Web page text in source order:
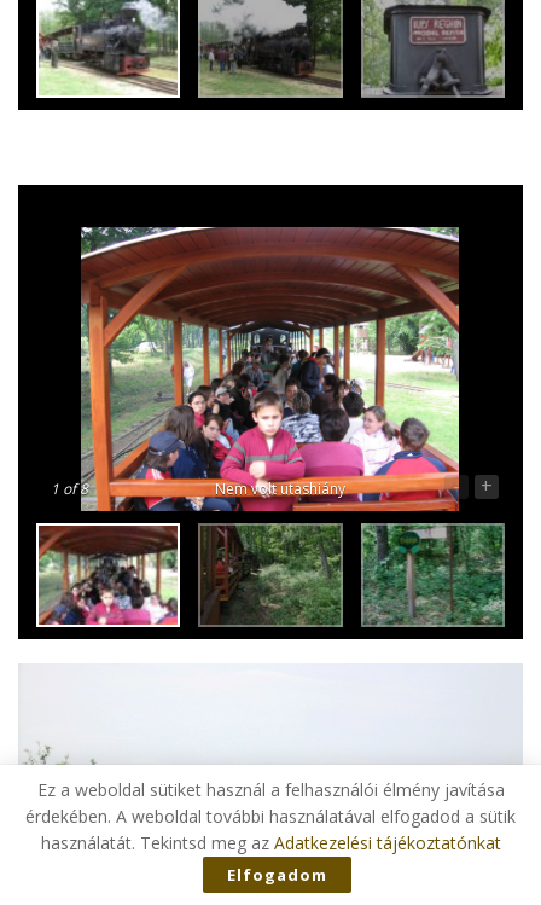
1 of 8 Nem volt utashiány - +
Ez a weboldal sütiket használ a felhasználói élmény javítása
érdekében. A weboldal további használatával elfogadod a sütik
használatát. Tekintsd meg az Adatkezelési tájékoztatónkat
Elfogadom